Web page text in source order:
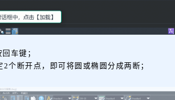
回车键；
个断开点，即可将圆或椭圆分成两断；